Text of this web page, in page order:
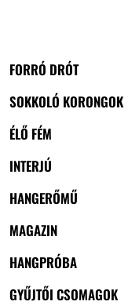
FORRÓ DRÓT
SOKKOLÓ KORONGOK
ÉLŐ FÉM
INTERJÚ
HANGERŐMŰ
MAGAZIN
HANGPRÓBA
GYŰJTŐI CSOMAGOK